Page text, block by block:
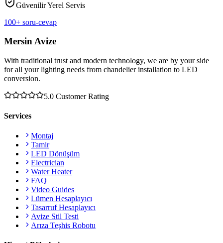
Güvenilir Yerel Servis
100+ soru-cevap
Mersin Avize
With traditional trust and modern technology, we are by your side
for all your lighting needs from chandelier installation to LED
conversion.
5.0 Customer Rating
Services
Montaj
Tamir
LED Dönüşüm
Electrician
Water Heater
FAQ
Video Guides
Lümen Hesaplayıcı
Tasarruf Hesaplayıcı
Avize Stil Testi
Arıza Teşhis Robotu